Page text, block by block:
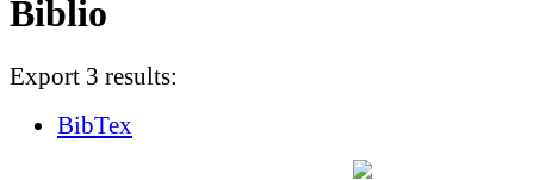
Biblio
Export 3 results:
BibTex